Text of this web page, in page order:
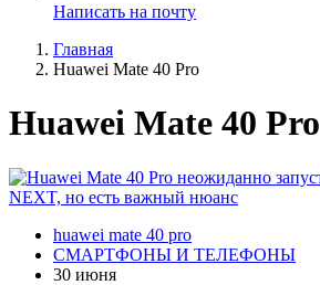
Написать на почту
Главная
Huawei Mate 40 Pro
Huawei Mate 40 Pro
huawei mate 40 pro
СМАРТФОНЫ И ТЕЛЕФОНЫ
30 июня